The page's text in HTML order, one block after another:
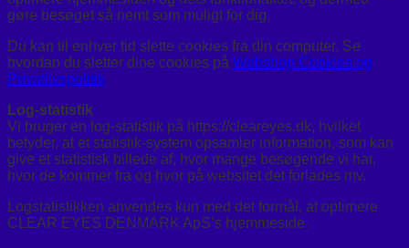
gøre besøget så nemt som muligt for dig.
Du kan til enhver tid slette cookies fra din computer. Se
hvordan du sletter dine cookies på Webshop Cookies og
Privatlivspolitik
Log-statistik
Vi bruger en log-statistik på https://cleareyes.dk, hvilket
betyder, at et statistik-system opsamler information, som kan
give et statistisk billede af, hvor mange besøgende vi har,
hvor de kommer fra og hvor på websitet det forlades mv.
Logstatistikken anvendes kun med det formål, at optimere
CLEAR EYES DENMARK ApS’s hjemmeside.